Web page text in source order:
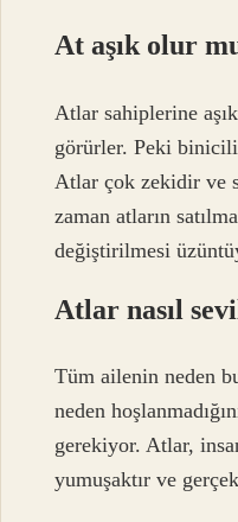
At aşık olur
Atlar sahiplerine
görürler. Peki
Atlar çok zekidir ve
zaman atların
değiştirilmesi
Atlar nasıl
Tüm ailenin neden
neden
gerekiyor. Atlar,
yumuşaktır ve